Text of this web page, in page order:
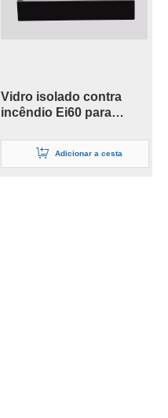
Vidro isolado contra
incêndio Ei60 para
cortina
Adicionar a cesta